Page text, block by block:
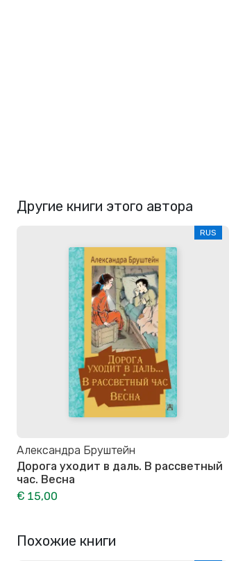
Другие книги этого автора
RUS
Александра Бруштейн
Дорога уходит в даль. В рассветный
час. Весна
€ 15,00
Похожие книги